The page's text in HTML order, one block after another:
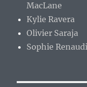
MacLane
Kylie Ravera
Olivier Saraja
Sophie